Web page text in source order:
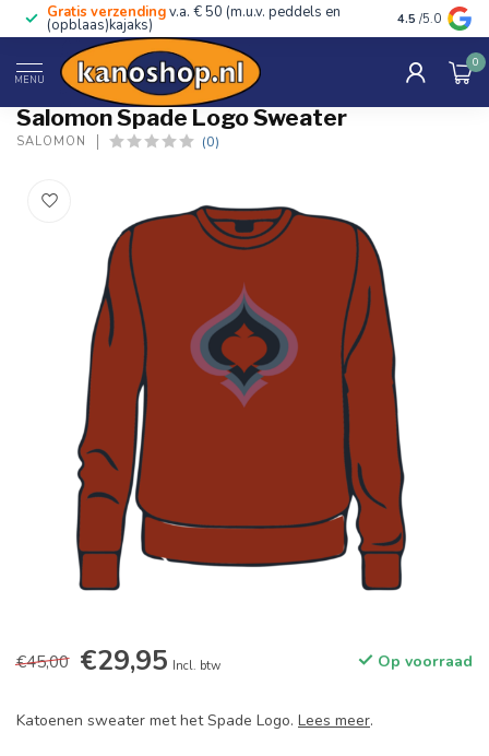
Gratis verzendingv.a. € 50 (m.u.v. peddels en
(opblaas)kajaks) Advies van
4.5 /5.0
MENU
0
Home / Spade Logo Sweater
Salomon Spade Logo Sweater
SALOMON (0)
€45,00 €29,95 Incl. btw Op voorraad
Katoenen sweater met het Spade Logo. Lees meer.